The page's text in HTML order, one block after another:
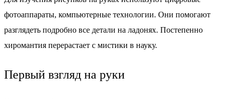
фотоаппараты, компьютерные технологии. Они помогают
разглядеть подробно все детали на ладонях. Постепенно
хиромантия перерастает с мистики в науку.
Первый взгляд на руки